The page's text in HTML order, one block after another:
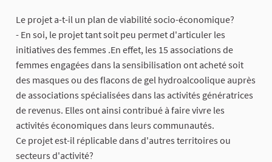
Le projet a-t-il un plan de viabilité socio-économique?
- En soi, le projet tant soit peu permet d'articuler les
initiatives des femmes .En effet, les 15 associations de
femmes engagées dans la sensibilisation ont acheté soit
des masques ou des flacons de gel hydroalcoolique auprès
de associations spécialisées dans las activités génératrices
de revenus. Elles ont ainsi contribué à faire vivre les
activités économiques dans leurs communautés.
Ce projet est-il réplicable dans d'autres territoires ou
secteurs d'activité?